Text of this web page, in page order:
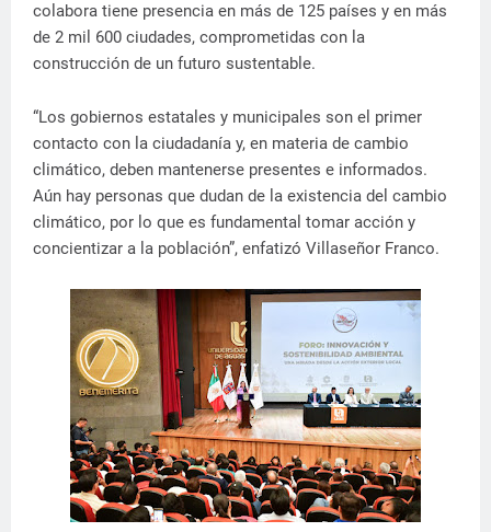
colabora tiene presencia en más de 125 países y en más
de 2 mil 600 ciudades, comprometidas con la
construcción de un futuro sustentable.
“Los gobiernos estatales y municipales son el primer
contacto con la ciudadanía y, en materia de cambio
climático, deben mantenerse presentes e informados.
Aún hay personas que dudan de la existencia del cambio
climático, por lo que es fundamental tomar acción y
concientizar a la población”, enfatizó Villaseñor Franco.